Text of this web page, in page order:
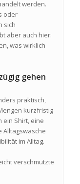
werden.
oder
sich
aber auch hier:
was wirklich
gehen
praktisch,
kurzfristig
ein Shirt, eine
Alltagswäsche
im Alltag.
verschmutzte